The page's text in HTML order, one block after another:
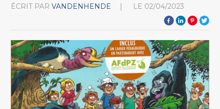
ÉCRIT PAR VANDENHENDE LE 02/04/2023